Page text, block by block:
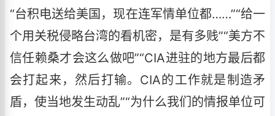
“台积电送给美国，现在连军情单位都……”“给一
个用关税侵略台湾的看机密，是有多贱”“美方不
信任赖桑才会这么做吧”“CIA进驻的地方最后都
会打起来，然后打输。CIA的工作就是制造矛
盾，使当地发生动乱”“为什么我们的情报单位可